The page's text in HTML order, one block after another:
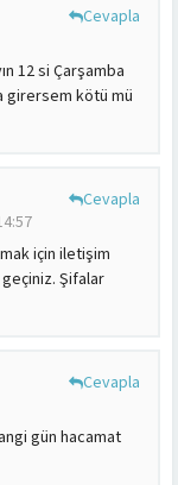
12 si Çarşamba
girersem kötü mü
Cevapla
için iletişim
Şifalar
Cevapla
gün hacamat
Cevapla